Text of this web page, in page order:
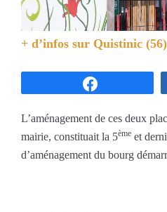
+ d’infos sur Quistinic (56)
L’aménagement de ces deux
mairie, constituait la 5ème et
d’aménagement du bourg